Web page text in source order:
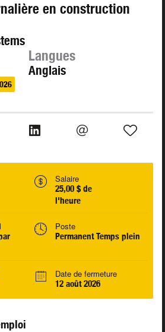
en construction
Langues
Anglais
Salaire
25,00 $ de
l'heure
Poste
Permanent Temps plein
Date de fermeture
12 août 2026